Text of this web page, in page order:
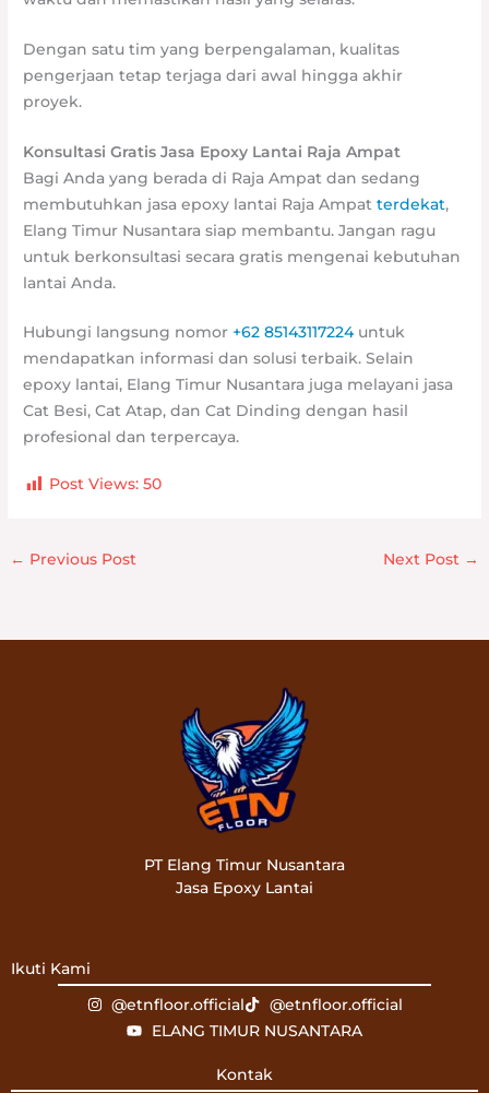
Dengan satu tim yang berpengalaman, kualitas
pengerjaan tetap terjaga dari awal hingga akhir
proyek.
Konsultasi Gratis Jasa Epoxy Lantai Raja Ampat
Bagi Anda yang berada di Raja Ampat dan sedang
membutuhkan jasa epoxy lantai Raja Ampatterdekat,
Elang Timur Nusantara siap membantu. Jangan ragu
untuk berkonsultasi secara gratis mengenai kebutuhan
lantai Anda.
Hubungi langsung nomor +62 85143117224untuk
mendapatkan informasi dan solusi terbaik. Selain
epoxy lantai, Elang Timur Nusantara juga melayani jasa
Cat Besi, Cat Atap, dan Cat Dinding dengan hasil
profesional dan terpercaya.
Post Views: 50
← Previous Post Next Post →
PT Elang Timur Nusantara
Jasa Epoxy Lantai
Ikuti Kami
@etnfloor.official
@etnfloor.official
ELANG TIMUR NUSANTARA
Kontak